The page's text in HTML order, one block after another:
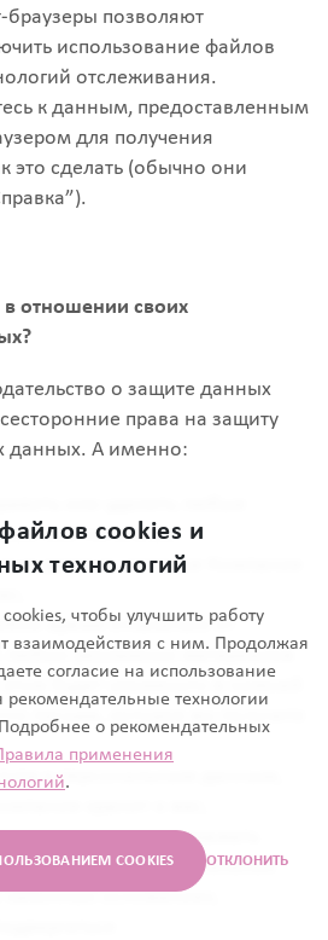
браузеры позволяют
использование файлов
отслеживания.
к данным, предоставленным
для получения
это сделать (обычно они
отношении своих
о защите данных
права на защиту
данных. А именно:
или неполные
данные, которые Компания
время отказаться от
любых рекламных материалов
будет упомянуто в нижней
письма, которое вы получите
к персональным данным,
случаях возражать
Ваших персональных
основаниях;
cookies и
технологий
чтобы улучшить работу
взаимодействия с ним. Продолжая
согласие на использование
технологии
о рекомендательных
применения
.
COOKIES ОТКЛОНИТЬ